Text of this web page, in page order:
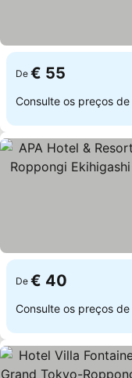
De € 55
Consulte os preços de
De € 40
Consulte os preços de